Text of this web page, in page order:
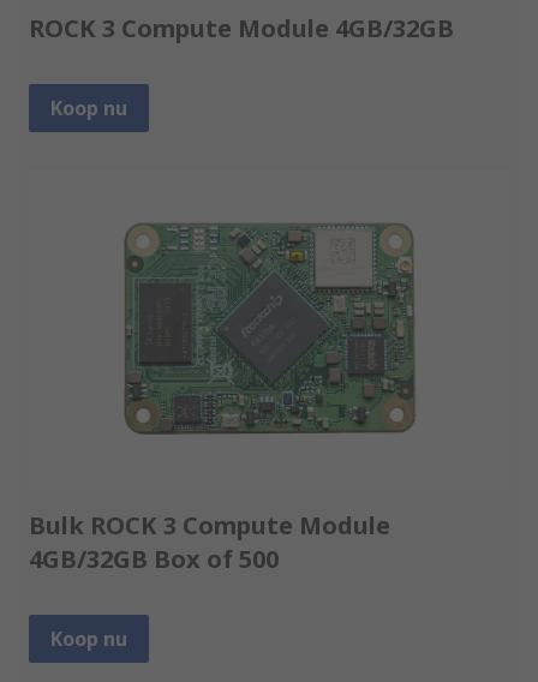
ROCK 3 Compute Module 4GB/32GB
Koop nu
Bulk ROCK 3 Compute Module
4GB/32GB Box of 500
Koop nu